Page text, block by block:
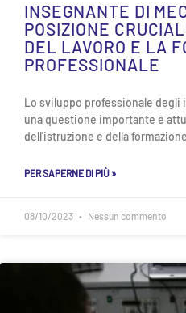
INSEGNANTE DI
POSIZIONE
DEL LAVORO E LA
PROFESSIONALE
Lo sviluppo professionale
una questione importante e
dell'istruzione e della
PER SAPERNE DI PIÙ »
08/10/2023 Nessun commento